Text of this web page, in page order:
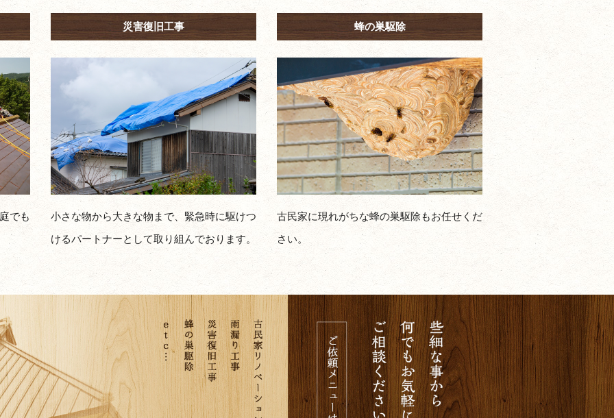
でも
災害復旧工事
小さな物から大きな物まで、緊急時に駆けつ
けるパートナーとして取り組んでおります。
蜂の巣駆除
古民家に現れがちな蜂の巣駆除もお任せくだ
さい。